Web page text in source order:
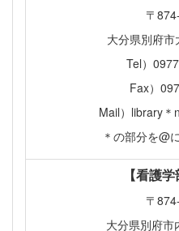
〒
大分県別府
Tel）
Fax）
Mail）library
＊の部分を@
【看護
〒
大分県別府